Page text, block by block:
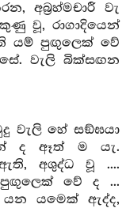
අබ්‍රහ්මචාරී වැ
වූ, රාගාදියෙන්
යම් පුඟුලෙක් වේ
වැලි බික්සඟන
වැලි හේ සඞ්ඝයා
ද ඈත් ම යැ.
අශුද්ධ වූ ....
වේ ද ...
යමෙක් ඇද්ද,